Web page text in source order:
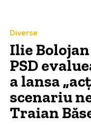
Diverse
Ilie
PSD
a lansa
scenariu
Traian